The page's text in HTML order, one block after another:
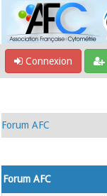
Connexion
Forum AFC
Forum AFC